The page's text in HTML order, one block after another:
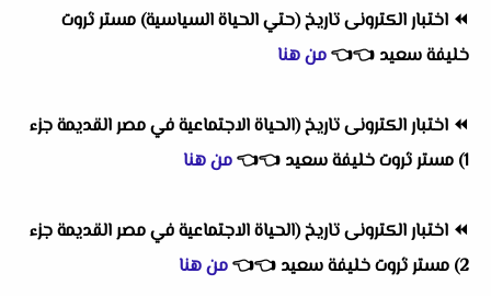
⏪ اختبار الكترونى تاريخ (حتي الحياة السياسية) مستر ثروت
خليفة سعيد 👈
👈من هنا
⏪ اختبار الكترونى تاريخ (الحياة الاجتماعية في مصر القديمة جزء
1) مستر ثروت خليفة سعيد
👈
👈من هنا
⏪ اختبار الكترونى تاريخ (الحياة الاجتماعية في مصر القديمة جزء
2) مستر ثروت خليفة سعيد
👈
👈من هنا